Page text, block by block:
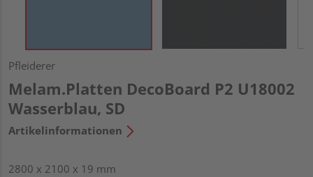
Pfleiderer
Melam.Platten DecoBoard P2 U18002
Wasserblau, SD
Artikelinformationen
2800 x 2100 x 19 mm